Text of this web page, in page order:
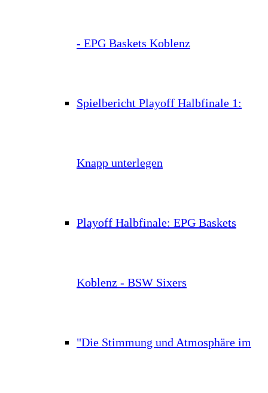
- EPG Baskets Koblenz
Spielbericht Playoff Halbfinale 1:
Knapp unterlegen
Playoff Halbfinale: EPG Baskets
Koblenz - BSW Sixers
"Die Stimmung und Atmosphäre im